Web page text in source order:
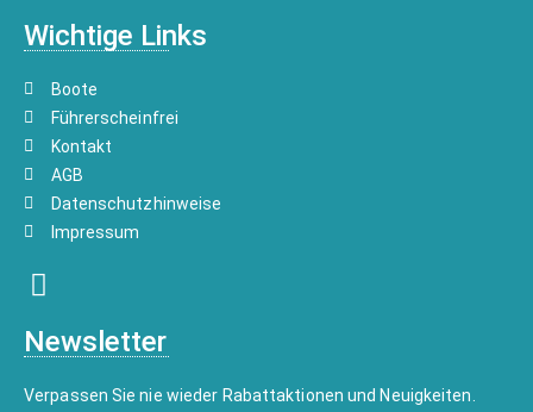
Wichtige Links
Boote
Führerscheinfrei
Kontakt
AGB
Datenschutzhinweise
Impressum
Newsletter
Verpassen Sie nie wieder Rabattaktionen und Neuigkeiten.